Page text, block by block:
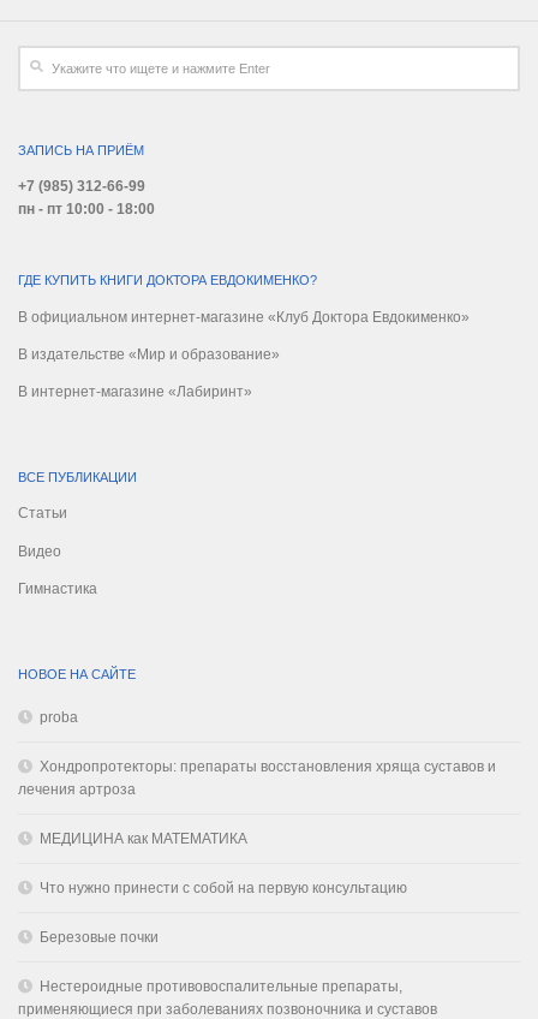
ЗАПИСЬ НА ПРИЁМ
+7 (985) 312-66-99
пн - пт 10:00 - 18:00
ГДЕ КУПИТЬ КНИГИ ДОКТОРА ЕВДОКИМЕНКО?
В официальном интернет-магазине «Клуб Доктора Евдокименко»
В издательстве «Мир и образование»
В интернет-магазине «Лабиринт»
ВСЕ ПУБЛИКАЦИИ
Статьи
Видео
Гимнастика
НОВОЕ НА САЙТЕ
proba
Хондропротекторы: препараты восстановления хряща суставов и
лечения артроза
МЕДИЦИНА как МАТЕМАТИКА
Что нужно принести с собой на первую консультацию
Березовые почки
Нестероидные противовоспалительные препараты,
применяющиеся при заболеваниях позвоночника и суставов